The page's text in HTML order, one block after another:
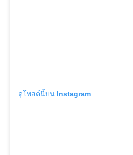
ดูโพสต์นี้บน Instagram